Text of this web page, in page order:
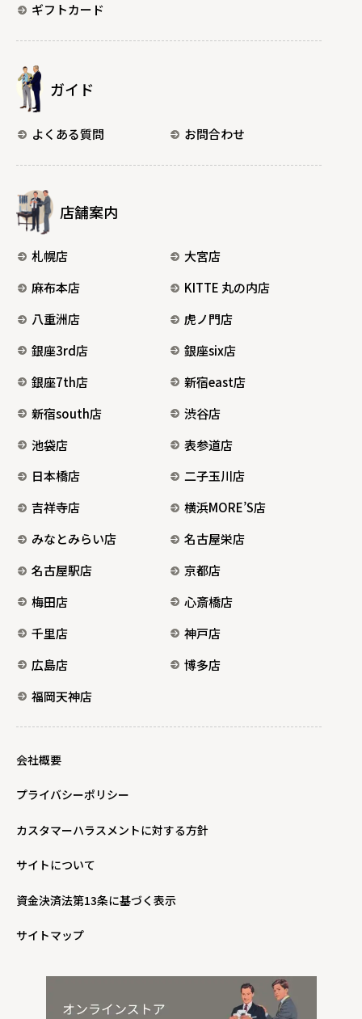
ギフトカード
ガイド
よくある質問 お問合わせ
店舗案内
札幌店
大宮店
麻布本店
KITTE 丸の内店
八重洲店
虎ノ門店
銀座3rd店
銀座six店
銀座7th店
新宿east店
新宿south店
渋谷店
池袋店
表参道店
日本橋店
二子玉川店
吉祥寺店
横浜MORE’S店
みなとみらい店
名古屋栄店
名古屋駅店
京都店
梅田店
心斎橋店
千里店
神戸店
広島店
博多店
福岡天神店
会社概要
プライバシーポリシー
カスタマーハラスメントに対する方針
サイトについて
資金決済法第13条に基づく表示
サイトマップ